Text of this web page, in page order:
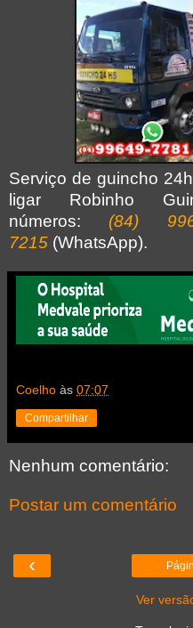
Serviço de guincho
ligar Robinho
números: (84)
7215 (WhatsApp).
Coelho às 07:07
Compartilhar
Nenhum comentário:
Postar um comentário
‹
Ver